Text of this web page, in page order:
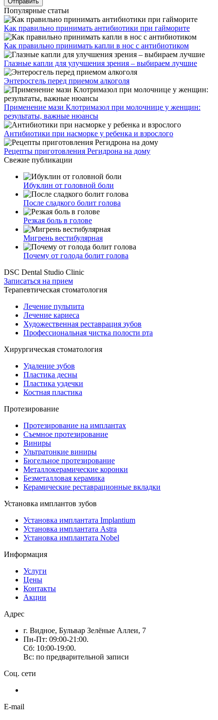
Популярные статьи
Как правильно принимать антибиотики при гайморите
Как правильно принимать капли в нос с антибиотиком
Глазные капли для улучшения зрения – выбираем лучшие
Энтеросгель перед приемом алкоголя
Применение мази Клотримазол при молочнице у женщин:
результаты, важные нюансы
Антибиотики при насморке у ребенка и взрослого
Рецепты приготовления Регидрона на дому
Свежие публикации
Ибуклин от головной боли
После сладкого болит голова
Резкая боль в голове
Мигрень вестибулярная
Почему от голода болит голова
DSC Dental Studio Clinic
Записаться на прием
Терапевтическая стоматология
Лечение пульпита
Лечение кариеса
Художественная реставрация зубов
Профессиональная чистка полости рта
Хирургическая стоматология
Удаление зубов
Пластика десны
Пластика уздечки
Костная пластика
Протезирование
Протезирование на имплантах
Съемное протезирование
Виниры
Ультратонкие виниры
Бюгельное протезирование
Металлокерамические коронки
Безметалловая керамика
Керамические реставрационные вкладки
Установка имплантов зубов
Установка имплантата Implantium
Установка имплантата Astra
Установка имплантата Nobel
Информация
Услуги
Цены
Контакты
Акции
Адрес
г. Видное, Бульвар Зелёные Аллеи, 7
Пн-Пт: 09:00-21:00.
Сб: 10:00-19:00.
Вс: по предварительной записи
Соц. сети
E-mail